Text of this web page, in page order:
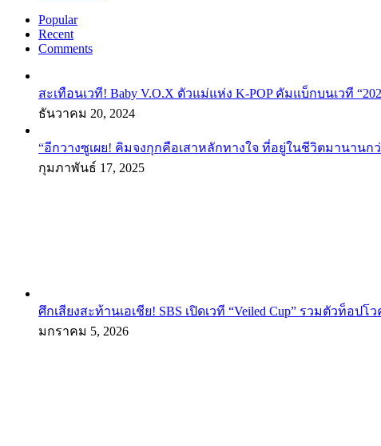
Popular
Recent
Comments
สะเทือนเวที! Baby V.O.X ตัวแม่แห่ง K-POP คัมแบ็กบนเวที
ธันวาคม 20, 2024
“อีกวางซูเผย! คิมจงกุกคือเสาหลักทางใจ ที่อยู่ในชีวิตมานานกว่
กุมภาพันธ์ 17, 2025
ศึกเสียงสะท้านเอเชีย! SBS เปิดเวที “Veiled Cup” รวมตัวท็อ
มกราคม 5, 2026